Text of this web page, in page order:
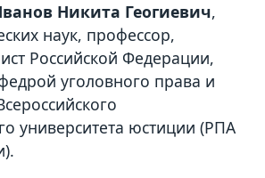
Никита Геогиевич,
наук, профессор,
Российской Федерации,
уголовного права и
университета юстиции (РПА